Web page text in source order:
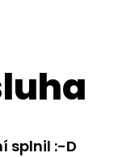
splnil :-D